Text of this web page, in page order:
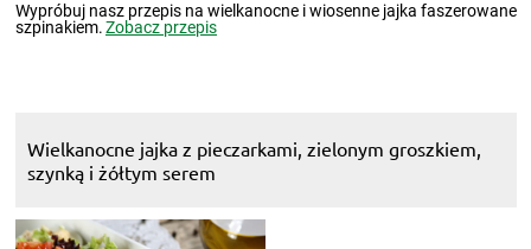
Wypróbuj nasz przepis na wielkanocne i wiosenne jajka faszerowane
szpinakiem.Zobacz przepis
Wielkanocne jajka z pieczarkami, zielonym groszkiem,
szynką i żółtym serem